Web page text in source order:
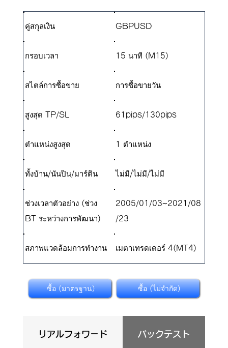
คู่สกุลเงิน GBPUSD
กรอบเวลา 15 นาที (M15)
สไตล์การซื้อขาย การซื้อขายวัน
สูงสุด TP/SL 61pips/130pips
ตำแหน่งสูงสุด 1 ตำแหน่ง
ทั้งบ้าน/นันปิน/มาร์ติน ไม่มี/ไม่มี/ไม่มี
ช่วงเวลาตัวอย่าง (ช่วง
BT ระหว่างการพัฒนา)
2005/01/03~2021/08
/23
สภาพแวดล้อมการทำงาน เมตาเทรดเดอร์ 4(MT4)
ซื้อ (มาตรฐาน) ซื้อ (ไม่จำกัด)
リアルフォワード バックテスト